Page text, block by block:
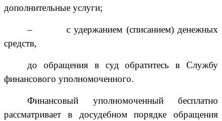
дополнительные услуги;
–
с удержанием (списанием) денежных
средств,
до обращения в суд обратитесь в Службу
финансового уполномоченного.
Финансовый уполномоченный бесплатно
рассматривает в досудебном порядке обращения